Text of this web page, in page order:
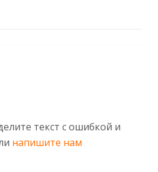
текст с ошибкой и
напишите нам